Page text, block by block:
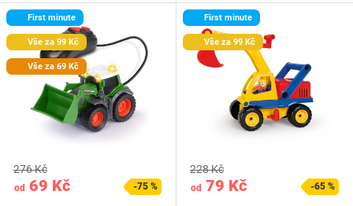
First minute
Vše za 99 Kč
Vše za 69 Kč
od 69 Kč
276 Kč
-75 %
First minute
Vše za 99 Kč
od 79 Kč
228 Kč
-65 %